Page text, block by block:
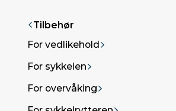
Tilbehør
For vedlikehold
For sykkelen
For overvåking